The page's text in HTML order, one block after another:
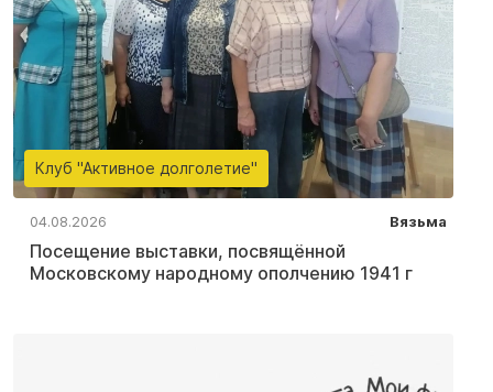
Клуб "Активное долголетие"
04.08.2026 Вязьма
Посещение выставки, посвящённой
Московскому народному ополчению 1941 г